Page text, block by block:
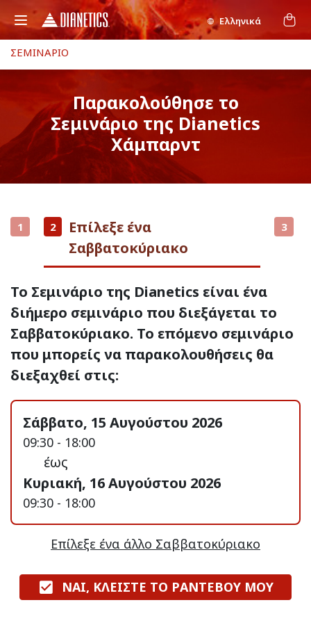
Ελληνικά
ΣΕΜΙΝΑΡΙΟ
Παρακολούθησε το
Σεμινάριο της Dianetics
Χάμπαρντ
1 2
Επίλεξε ένα
Σαββατοκύριακο
3
Το Σεμινάριο της Dianetics είναι ένα
διήμερο σεμινάριο που διεξάγεται το
Σαββατοκύριακο. Το επόμενο σεμινάριο
που μπορείς να παρακολουθήσεις θα
διεξαχθεί στις:
Σάββατο, 15 Αυγούστου 2026
09:30 - 18:00
έως
Κυριακή, 16 Αυγούστου 2026
09:30 - 18:00
Επίλεξε ένα άλλο Σαββατοκύριακο
ΝΑΙ, ΚΛΕΙΣΤΕ ΤΟ ΡΑΝΤΕΒΟΥ ΜΟΥ